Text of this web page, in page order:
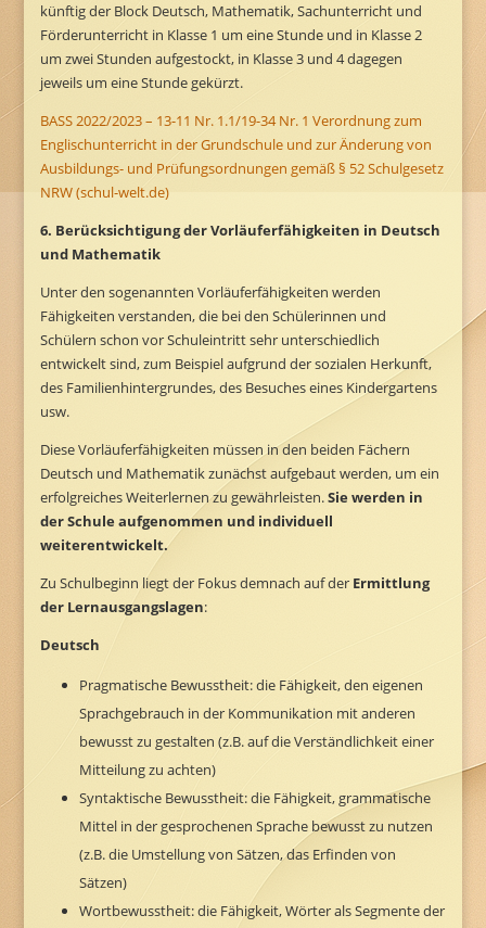
künftig der Block Deutsch, Mathematik, Sachunterricht und
Förderunterricht in Klasse 1 um eine Stunde und in Klasse 2
um zwei Stunden aufgestockt, in Klasse 3 und 4 dagegen
jeweils um eine Stunde gekürzt.
BASS 2022/2023 – 13-11 Nr. 1.1/19-34 Nr. 1 Verordnung zum
Englischunterricht in der Grundschule und zur Änderung von
Ausbildungs- und Prüfungsordnungen gemäß § 52 Schulgesetz
NRW (schul-welt.de)
6. Berücksichtigung der Vorläuferfähigkeiten in Deutsch
und Mathematik
Unter den sogenannten Vorläuferfähigkeiten werden
Fähigkeiten verstanden, die bei den Schülerinnen und
Schülern schon vor Schuleintritt sehr unterschiedlich
entwickelt sind, zum Beispiel aufgrund der sozialen Herkunft,
des Familienhintergrundes, des Besuches eines Kindergartens
usw.
Diese Vorläuferfähigkeiten müssen in den beiden Fächern
Deutsch und Mathematik zunächst aufgebaut werden, um ein
erfolgreiches Weiterlernen zu gewährleisten.Sie werden in
der Schule aufgenommen und individuell
weiterentwickelt.
Zu Schulbeginn liegt der Fokus demnach auf der Ermittlung
der Lernausgangslagen:
Deutsch
Pragmatische Bewusstheit: die Fähigkeit, den eigenen
Sprachgebrauch in der Kommunikation mit anderen
bewusst zu gestalten (z.B. auf die Verständlichkeit einer
Mitteilung zu achten)
Syntaktische Bewusstheit: die Fähigkeit, grammatische
Mittel in der gesprochenen Sprache bewusst zu nutzen
(z.B. die Umstellung von Sätzen, das Erfinden von
Sätzen)
Wortbewusstheit: die Fähigkeit, Wörter als Segmente der